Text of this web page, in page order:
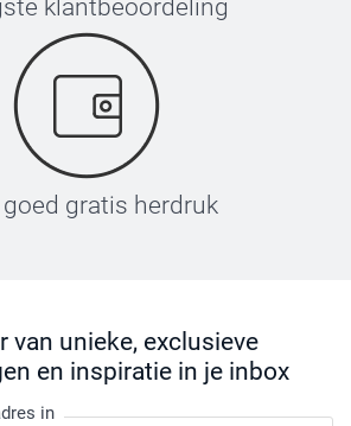
klantbeoordeling
gratis herdruk
van unieke, exclusieve
en inspiratie in je inbox
in